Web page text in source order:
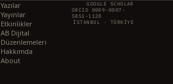
Yazılar
Yayınlar
Etkinlikler
AB Dijital
Düzenlemeleri
Hakkımda
About
GOOGLE SCHOLAR
ORCID 0009-0007-
5851-1128
İSTANBUL · TÜRKIYE